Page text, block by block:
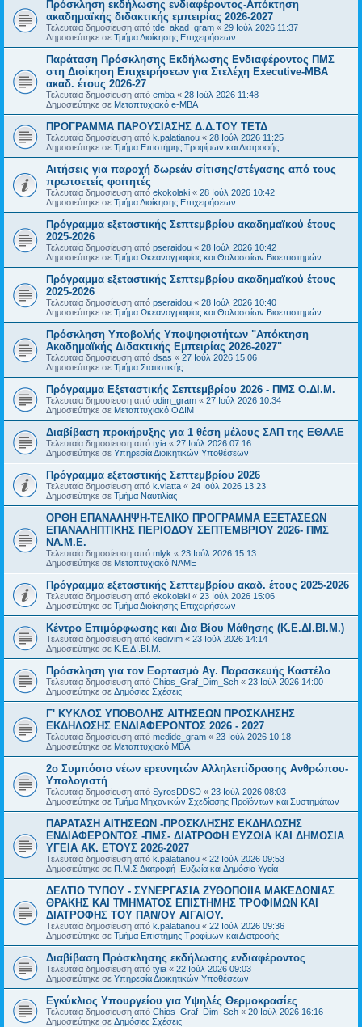
Πρόσκληση εκδήλωσης ενδιαφέροντος-Απόκτηση
ακαδημαϊκής διδακτικής εμπειρίας 2026-2027
Τελευταία δημοσίευση από tde_akad_gram « 29 Ιούλ 2026 11:37
Δημοσιεύτηκε σε Τμήμα Διοίκησης Επιχειρήσεων
Παράταση Πρόσκλησης Εκδήλωσης Ενδιαφέροντος ΠΜΣ
στη Διοίκηση Επιχειρήσεων για Στελέχη Executive-MBΑ
ακαδ. έτους 2026-27
Τελευταία δημοσίευση από emba « 28 Ιούλ 2026 11:48
Δημοσιεύτηκε σε Μεταπτυχιακό e-MBA
ΠΡΟΓΡΑΜΜΑ ΠΑΡΟΥΣΙΑΣΗΣ Δ.Δ.ΤΟΥ ΤΕΤΔ
Τελευταία δημοσίευση από k.palatianou « 28 Ιούλ 2026 11:25
Δημοσιεύτηκε σε Τμήμα Επιστήμης Τροφίμων και Διατροφής
Αιτήσεις για παροχή δωρεάν σίτισης/στέγασης από τους
πρωτοετείς φοιτητές
Τελευταία δημοσίευση από ekokolaki « 28 Ιούλ 2026 10:42
Δημοσιεύτηκε σε Τμήμα Διοίκησης Επιχειρήσεων
Πρόγραμμα εξεταστικής Σεπτεμβρίου ακαδημαϊκού έτους
2025-2026
Τελευταία δημοσίευση από pseraidou « 28 Ιούλ 2026 10:42
Δημοσιεύτηκε σε Τμήμα Ωκεανογραφίας και Θαλασσίων Βιοεπιστημών
Πρόγραμμα εξεταστικής Σεπτεμβρίου ακαδημαϊκού έτους
2025-2026
Τελευταία δημοσίευση από pseraidou « 28 Ιούλ 2026 10:40
Δημοσιεύτηκε σε Τμήμα Ωκεανογραφίας και Θαλασσίων Βιοεπιστημών
Πρόσκληση Υποβολής Υποψηφιοτήτων "Απόκτηση
Ακαδημαϊκής Διδακτικής Εμπειρίας 2026-2027"
Τελευταία δημοσίευση από dsas « 27 Ιούλ 2026 15:06
Δημοσιεύτηκε σε Τμήμα Στατιστικής
Πρόγραμμα Εξεταστικής Σεπτεμβρίου 2026 - ΠΜΣ Ο.ΔΙ.Μ.
Τελευταία δημοσίευση από odim_gram « 27 Ιούλ 2026 10:34
Δημοσιεύτηκε σε Μεταπτυχιακό ΟΔΙΜ
Διαβίβαση προκήρυξης για 1 θέση μέλους ΣΑΠ της ΕΘΑΑΕ
Τελευταία δημοσίευση από tyia « 27 Ιούλ 2026 07:16
Δημοσιεύτηκε σε Υπηρεσία Διοικητικών Υποθέσεων
Πρόγραμμα εξεταστικής Σεπτεμβρίου 2026
Τελευταία δημοσίευση από k.vlatta « 24 Ιούλ 2026 13:23
Δημοσιεύτηκε σε Τμήμα Ναυτιλίας
ΟΡΘΗ ΕΠΑΝΑΛΗΨΗ-ΤΕΛΙΚΟ ΠΡΟΓΡΑΜΜΑ ΕΞΕΤΑΣΕΩΝ
ΕΠΑΝΑΛΗΠΤΙΚΗΣ ΠΕΡΙΟΔΟΥ ΣΕΠΤΕΜΒΡΙΟΥ 2026- ΠΜΣ
ΝΑ.Μ.Ε.
Τελευταία δημοσίευση από mlyk « 23 Ιούλ 2026 15:13
Δημοσιεύτηκε σε Μεταπτυχιακό ΝΑΜΕ
Πρόγραμμα εξεταστικής Σεπτεμβρίου ακαδ. έτους 2025-2026
Τελευταία δημοσίευση από ekokolaki « 23 Ιούλ 2026 15:06
Δημοσιεύτηκε σε Τμήμα Διοίκησης Επιχειρήσεων
Κέντρο Επιμόρφωσης και Δια Βίου Μάθησης (Κ.Ε.ΔΙ.ΒΙ.Μ.)
Τελευταία δημοσίευση από kedivim « 23 Ιούλ 2026 14:14
Δημοσιεύτηκε σε Κ.Ε.ΔΙ.ΒΙ.Μ.
Πρόσκληση για τον Εορτασμό Αγ. Παρασκευής Καστέλο
Τελευταία δημοσίευση από Chios_Graf_Dim_Sch « 23 Ιούλ 2026 14:00
Δημοσιεύτηκε σε Δημόσιες Σχέσεις
Γ' ΚΥΚΛΟΣ ΥΠΟΒΟΛΗΣ ΑΙΤΗΣΕΩΝ ΠΡΟΣΚΛΗΣΗΣ
ΕΚΔΗΛΩΣΗΣ ΕΝΔΙΑΦΕΡΟΝΤΟΣ 2026 - 2027
Τελευταία δημοσίευση από medide_gram « 23 Ιούλ 2026 10:18
Δημοσιεύτηκε σε Μεταπτυχιακό MBA
2ο Συμπόσιο νέων ερευνητών Αλληλεπίδρασης Ανθρώπου-
Υπολογιστή
Τελευταία δημοσίευση από SyrosDDSD « 23 Ιούλ 2026 08:03
Δημοσιεύτηκε σε Τμήμα Μηχανικών Σχεδίασης Προϊόντων και Συστημάτων
ΠΑΡΑΤΑΣΗ ΑΙΤΗΣΕΩΝ -ΠΡΟΣΚΛΗΣΗΣ ΕΚΔΗΛΩΣΗΣ
ΕΝΔΙΑΦΕΡΟΝΤΟΣ -ΠΜΣ- ΔΙΑΤΡΟΦΗ ΕΥΖΩΙΑ ΚΑΙ ΔΗΜΟΣΙΑ
ΥΓΕΙΑ AK. ETOYΣ 2026-2027
Τελευταία δημοσίευση από k.palatianou « 22 Ιούλ 2026 09:53
Δημοσιεύτηκε σε Π.Μ.Σ Διατροφή ,Ευζωία και Δημόσια Υγεία
ΔΕΛΤΙΟ ΤΥΠΟΥ - ΣΥΝΕΡΓΑΣΙΑ ΖΥΘΟΠΟΙΙΑ ΜΑΚΕΔΟΝΙΑΣ
ΘΡΑΚΗΣ ΚΑΙ ΤΜΗΜΑΤΟΣ ΕΠΙΣΤΗΜΗΣ ΤΡΟΦΙΜΩΝ ΚΑΙ
ΔΙΑΤΡΟΦΗΣ ΤΟΥ ΠΑΝ/ΟΥ ΑΙΓΑΙΟΥ.
Τελευταία δημοσίευση από k.palatianou « 22 Ιούλ 2026 09:36
Δημοσιεύτηκε σε Τμήμα Επιστήμης Τροφίμων και Διατροφής
Διαβίβαση Πρόσκλησης εκδήλωσης ενδιαφέροντος
Τελευταία δημοσίευση από tyia « 22 Ιούλ 2026 09:03
Δημοσιεύτηκε σε Υπηρεσία Διοικητικών Υποθέσεων
Εγκύκλιος Υπουργείου για Υψηλές Θερμοκρασίες
Τελευταία δημοσίευση από Chios_Graf_Dim_Sch « 20 Ιούλ 2026 16:16
Δημοσιεύτηκε σε Δημόσιες Σχέσεις